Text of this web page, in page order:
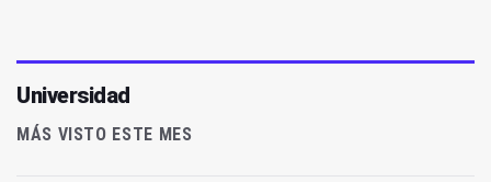
Universidad
MÁS VISTO ESTE MES